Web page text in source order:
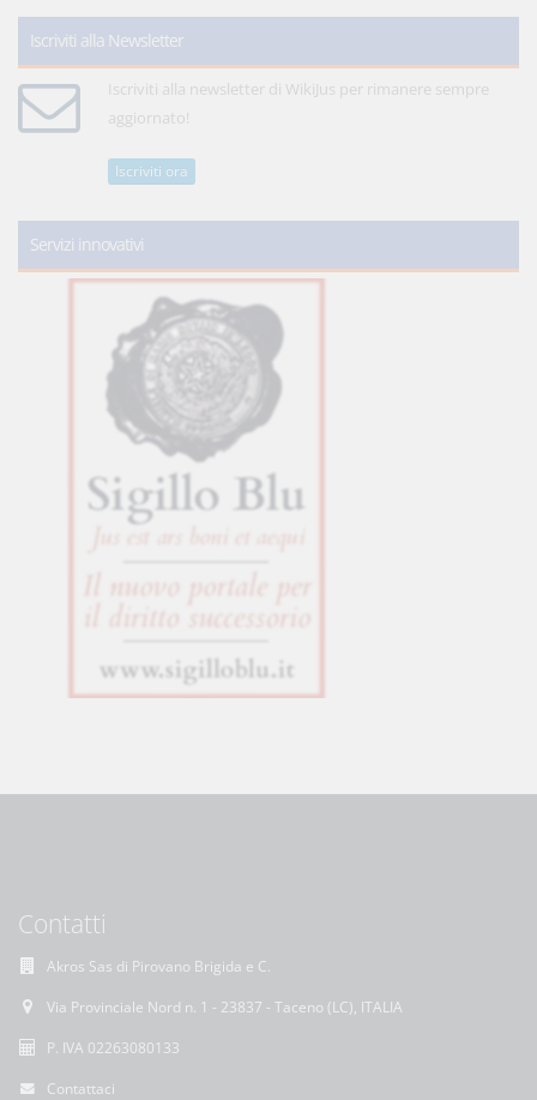
Iscriviti alla Newsletter
Iscriviti alla newsletter di WikiJus per rimanere sempre
aggiornato!
Iscriviti ora
Servizi innovativi
Contatti
Akros Sas di Pirovano Brigida e C.
Via Provinciale Nord n. 1 - 23837 - Taceno (LC), ITALIA
P. IVA 02263080133
Contattaci